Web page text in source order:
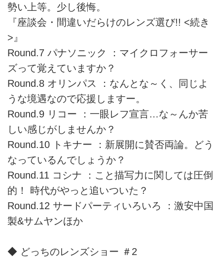
勢い上等。少し後悔。
『座談会・間違いだらけのレンズ選び!! <続き
>』
Round.7 パナソニック ：マイクロフォーサー
ズって覚えていますか？
Round.8 オリンパス ：なんとな～く、同じよ
うな境遇なので応援しますー。
Round.9 リコー ：一眼レフ宣言…な～んか苦
しい感じがしませんか？
Round.10 トキナー ：新展開に賛否両論。どう
なっているんでしょうか？
Round.11 コシナ ：こと描写力に関しては圧倒
的！ 時代がやっと追いついた？
Round.12 サードパーティいろいろ ：激安中国
製&サムヤンほか
◆ どっちのレンズショー ＃2